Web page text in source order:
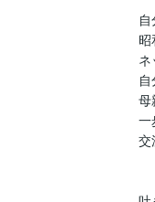
ネ
母
一
交